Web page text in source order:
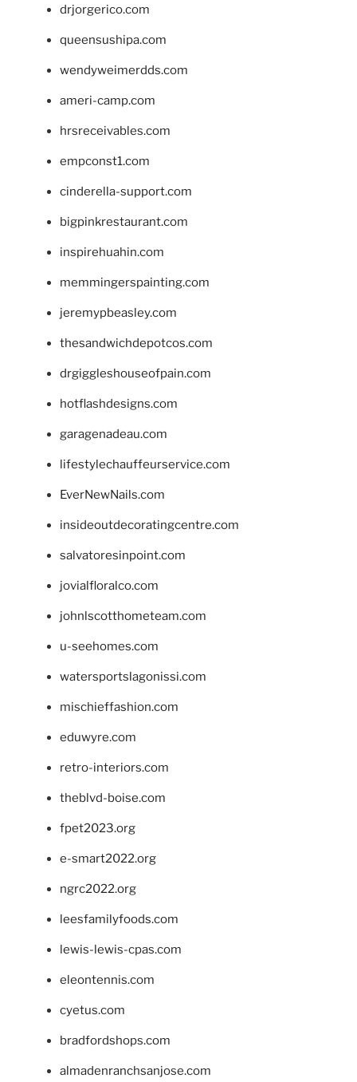
drjorgerico.com
queensushipa.com
wendyweimerdds.com
ameri-camp.com
hrsreceivables.com
empconst1.com
cinderella-support.com
bigpinkrestaurant.com
inspirehuahin.com
memmingerspainting.com
jeremypbeasley.com
thesandwichdepotcos.com
drgiggleshouseofpain.com
hotflashdesigns.com
garagenadeau.com
lifestylechauffeurservice.com
EverNewNails.com
insideoutdecoratingcentre.com
salvatoresinpoint.com
jovialfloralco.com
johnlscotthometeam.com
u-seehomes.com
watersportslagonissi.com
mischieffashion.com
eduwyre.com
retro-interiors.com
theblvd-boise.com
fpet2023.org
e-smart2022.org
ngrc2022.org
leesfamilyfoods.com
lewis-lewis-cpas.com
eleontennis.com
cyetus.com
bradfordshops.com
almadenranchsanjose.com